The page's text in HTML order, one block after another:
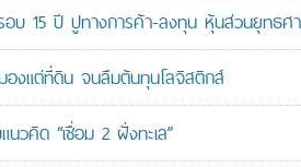
อบ 15 ปี ปูทางการค้า-ลงทุน หุ้นส่วนยุทธศ
องแต่ที่ดิน จนลืมต้นทุนโลจิสติกส์
วคิด “เชื่อม 2 ฝั่งทะเล”